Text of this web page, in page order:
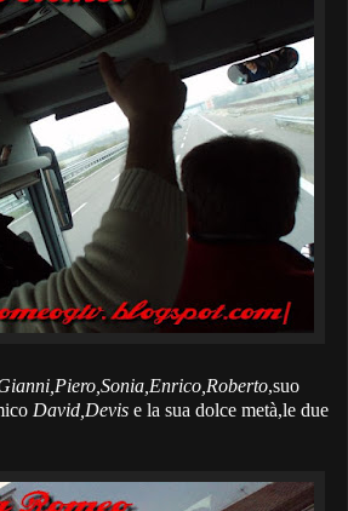
,suo
David,Devis e la sua dolce metà,le due